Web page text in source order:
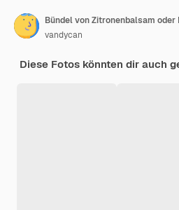
vandycan
Diese Fotos könnten dir auch